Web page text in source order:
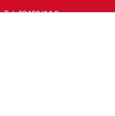
Tel:02452/14-0